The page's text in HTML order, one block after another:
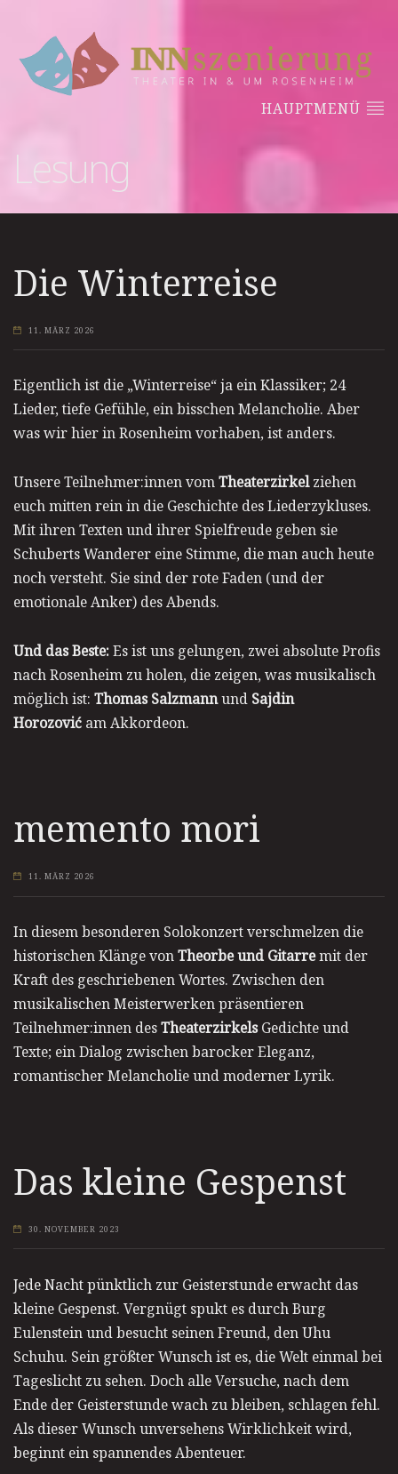
HAUPTMENÜ
Lesung
Die Winterreise
11. MÄRZ 2026
Eigentlich ist die „Winterreise“ ja ein Klassiker; 24
Lieder, tiefe Gefühle, ein bisschen Melancholie. Aber
was wir hier in Rosenheim vorhaben, ist anders.
Unsere Teilnehmer:innen vomTheaterzirkelziehen
euch mitten rein in die Geschichte des Liederzykluses.
Mit ihren Texten und ihrer Spielfreude geben sie
Schuberts Wanderer eine Stimme, die man auch heute
noch versteht. Sie sind der rote Faden (und der
emotionale Anker) des Abends.
Und das Beste:Es ist uns gelungen, zwei absolute Profis
nach Rosenheim zu holen, die zeigen, was musikalisch
möglich ist: Thomas Salzmannund Sajdin
Horozović am Akkordeon.
memento mori
11. MÄRZ 2026
In diesem besonderen Solokonzert verschmelzen die
historischen Klänge vonTheorbe und Gitarremit der
Kraft des geschriebenen Wortes. Zwischen den
musikalischen Meisterwerken präsentieren
Teilnehmer:innen desTheaterzirkels Gedichte und
Texte; ein Dialog zwischen barocker Eleganz,
romantischer Melancholie und moderner Lyrik.
Das kleine Gespenst
30. NOVEMBER 2023
Jede Nacht pünktlich zur Geisterstunde erwacht das
kleine Gespenst. Vergnügt spukt es durch Burg
Eulenstein und besucht seinen Freund, den Uhu
Schuhu. Sein größter Wunsch ist es, die Welt einmal bei
Tageslicht zu sehen. Doch alle Versuche, nach dem
Ende der Geisterstunde wach zu bleiben, schlagen fehl.
Als dieser Wunsch unversehens Wirklichkeit wird,
beginnt ein spannendes Abenteuer.